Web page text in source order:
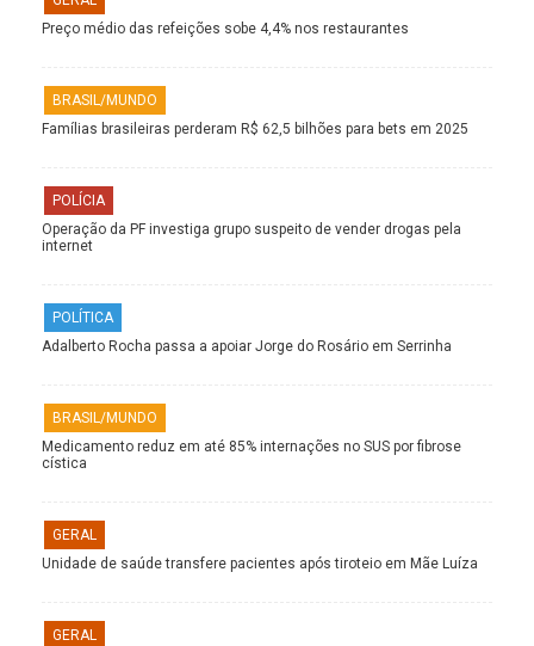
Preço médio das refeições sobe 4,4% nos restaurantes
BRASIL/MUNDO
Famílias brasileiras perderam R$ 62,5 bilhões para bets em 2025
POLÍCIA
Operação da PF investiga grupo suspeito de vender drogas pela
internet
POLÍTICA
Adalberto Rocha passa a apoiar Jorge do Rosário em Serrinha
BRASIL/MUNDO
Medicamento reduz em até 85% internações no SUS por fibrose
cística
GERAL
Unidade de saúde transfere pacientes após tiroteio em Mãe Luíza
GERAL